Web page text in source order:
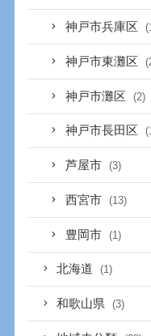
神戸市兵庫区
神戸市東灘区
神戸市灘区 (2)
神戸市長田区
芦屋市 (3)
西宮市 (13)
豊岡市 (1)
北海道 (1)
和歌山県 (3)